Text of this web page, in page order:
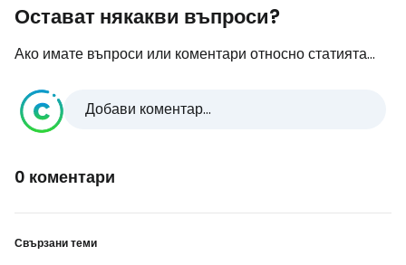
Остават някакви въпроси?
Ако имате въпроси или коментари относно статията...
Добави коментар...
0 коментари
Свързани теми